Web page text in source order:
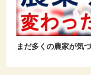
まだ多くの農家が気